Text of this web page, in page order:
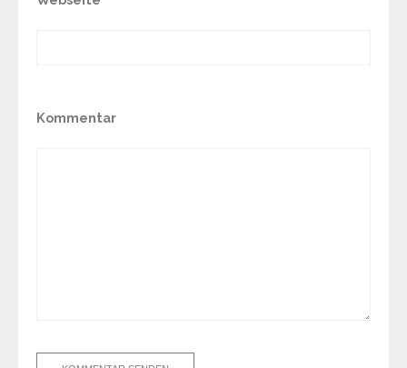
Kommentar